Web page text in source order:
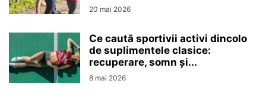
20 mai 2026
Ce caută sportivii activi dincolo
de suplimentele clasice:
recuperare, somn și...
8 mai 2026